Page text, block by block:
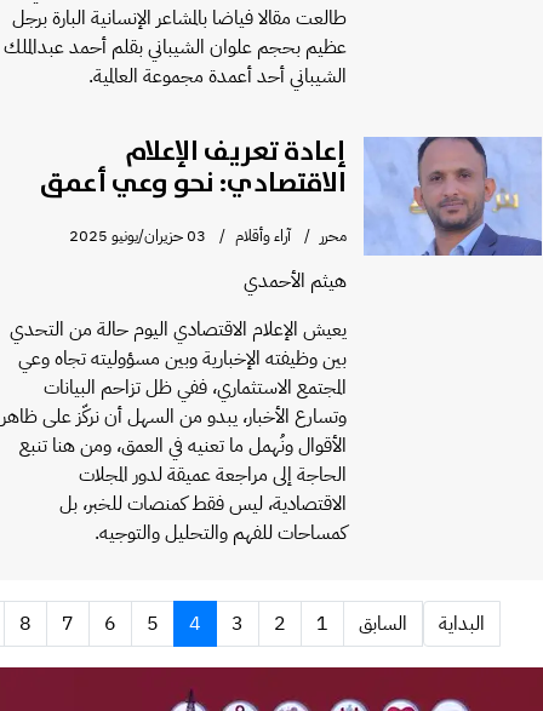
طالعت مقالا فياضا بالمشاعر الإنسانية البارة برجل
عظيم بحجم علوان الشيباني بقلم أحمد عبدالملك
الشيباني أحد أعمدة مجموعة العالمية.
إعادة تعريف الإعلام
الاقتصادي: نحو وعي أعمق
محرر آراء وأقلام 03 حزيران/يونيو 2025
هيثم الأحمدي
يعيش الإعلام الاقتصادي اليوم حالة من التحدي
بين وظيفته الإخبارية وبين مسؤوليته تجاه وعي
المجتمع الاستثماري، ففي ظل تزاحم البيانات
وتسارع الأخبار، يبدو من السهل أن نركّز على ظاهر
الأقوال ونُهمل ما تعنيه في العمق، ومن هنا تنبع
الحاجة إلى مراجعة عميقة لدور المجلات
الاقتصادية، ليس فقط كمنصات للخبر، بل
كمساحات للفهم والتحليل والتوجيه.
البداية السابق 1
2
3
4
5
6
7
8